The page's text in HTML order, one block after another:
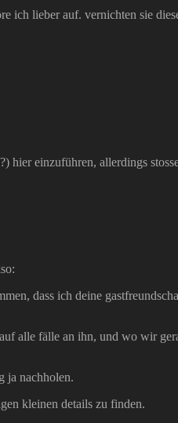
ich lieber auf. vernichten sie
einzuführen, allerdings
dass ich deine
alle fälle an ihn, und wo wir
ja nachholen.
kleinen details zu finden.